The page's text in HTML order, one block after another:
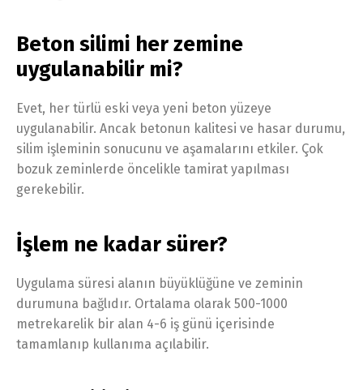
Beton silimi her zemine
uygulanabilir mi?
Evet, her türlü eski veya yeni beton yüzeye
uygulanabilir. Ancak betonun kalitesi ve hasar durumu,
silim işleminin sonucunu ve aşamalarını etkiler. Çok
bozuk zeminlerde öncelikle tamirat yapılması
gerekebilir.
İşlem ne kadar sürer?
Uygulama süresi alanın büyüklüğüne ve zeminin
durumuna bağlıdır. Ortalama olarak 500-1000
metrekarelik bir alan 4-6 iş günü içerisinde
tamamlanıp kullanıma açılabilir.